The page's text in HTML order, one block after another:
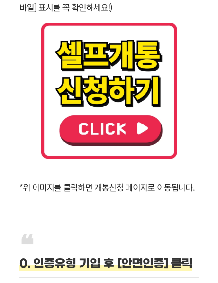
바일] 표시를 꼭 확인하세요!)
*위 이미지를 클릭하면 개통신청 페이지로 이동됩니다.
0. 인증유형 기입 후 [안면인증] 클릭